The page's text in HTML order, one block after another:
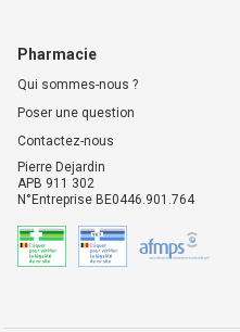
Pharmacie
Qui sommes-nous ?
Poser une question
Contactez-nous
Pierre Dejardin
APB 911 302
N°Entreprise BE0446.901.764